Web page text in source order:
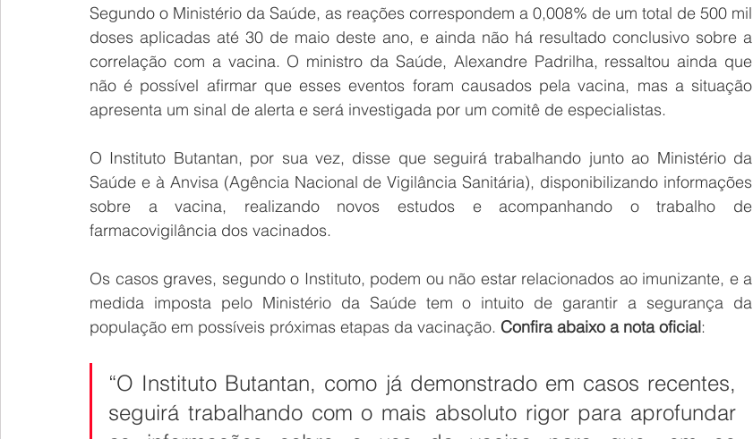
Segundo o Ministério da Saúde, as reações correspondem a 0,008% de um total de 500 mil
doses aplicadas até 30 de maio deste ano, e ainda não há resultado conclusivo sobre a
correlação com a vacina. O ministro da Saúde, Alexandre Padrilha, ressaltou ainda que
não é possível afirmar que esses eventos foram causados pela vacina, mas a situação
apresenta um sinal de alerta e será investigada por um comitê de especialistas.
O Instituto Butantan, por sua vez, disse que seguirá trabalhando junto ao Ministério da
Saúde e à Anvisa (Agência Nacional de Vigilância Sanitária), disponibilizando informações
sobre a vacina, realizando novos estudos e acompanhando o trabalho de
farmacovigilância dos vacinados.
Os casos graves, segundo o Instituto, podem ou não estar relacionados ao imunizante, e a
medida imposta pelo Ministério da Saúde tem o intuito de garantir a segurança da
população em possíveis próximas etapas da vacinação. Confira abaixo a nota oficial:
“O Instituto Butantan, como já demonstrado em casos recentes,
seguirá trabalhando com o mais absoluto rigor para aprofundar